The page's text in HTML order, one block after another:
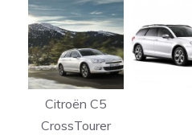
Citroën C5
CrossTourer